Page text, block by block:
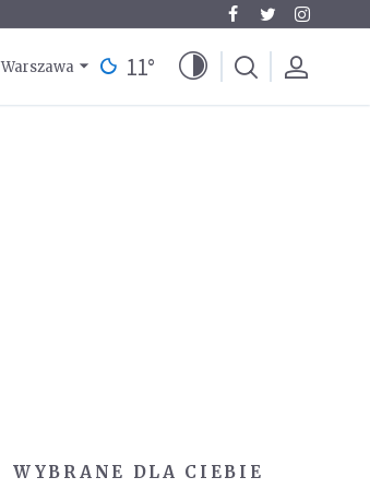
Warszawa 11°
WYBRANE DLA CIEBIE